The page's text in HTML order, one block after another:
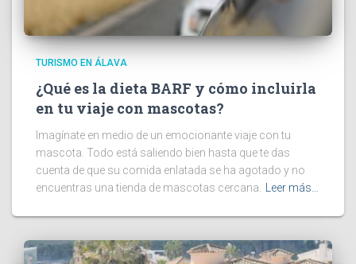
TURISMO EN ÁLAVA
¿Qué es la dieta BARF y cómo incluirla
en tu viaje con mascotas?
Imagínate en medio de un emocionante viaje con tu
mascota. Todo está saliendo bien hasta que te das
cuenta de que su comida enlatada se ha agotado y no
encuentras una tienda de mascotas cercana. Leer más…